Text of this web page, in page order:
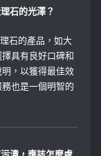
石的光澤？
石的產品，如大
具有良好口碑和
，以獲得最佳效
也是一個明智的